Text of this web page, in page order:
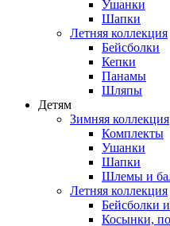
Ушанки
Шапки
Летняя коллекция
Бейсболки
Кепки
Панамы
Шляпы
Детям
Зимняя коллекция
Комплекты
Ушанки
Шапки
Шлемы и
Летняя коллекция
Бейсболки
Косынки,